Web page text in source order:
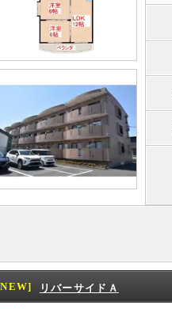
リバーサイドＡ